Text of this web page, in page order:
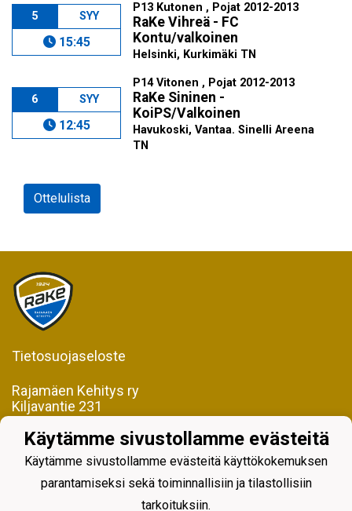
5 SYY
15:45
P13 Kutonen , Pojat 2012-2013
RaKe Vihreä - FC
Kontu/valkoinen
Helsinki, Kurkimäki TN
6 SYY
12:45
P14 Vitonen , Pojat 2012-2013
RaKe Sininen -
KoiPS/Valkoinen
Havukoski, Vantaa. Sinelli Areena
TN
Ottelulista
Tietosuojaseloste
Rajamäen Kehitys ry
Kiljavantie 231
Y-tunnus 0598128-2
Käytämme sivustollamme evästeitä
Käytämme sivustollamme evästeitä käyttökokemuksen
parantamiseksi sekä toiminnallisiin ja tilastollisiin
tarkoituksiin.